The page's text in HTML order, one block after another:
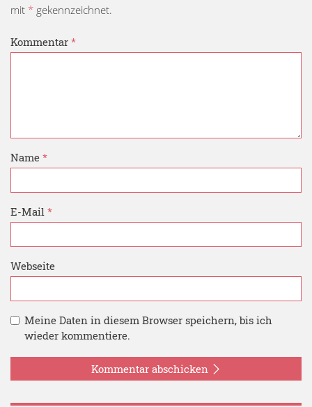
mit * gekennzeichnet.
Kommentar *
Name *
E-Mail *
Webseite
Meine Daten in diesem Browser speichern, bis ich
wieder kommentiere.
Kommentar abschicken